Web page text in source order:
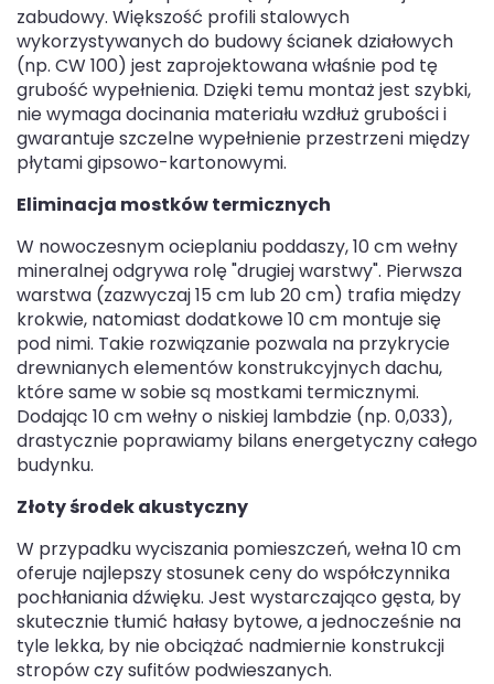
zabudowy. Większość profili stalowych
wykorzystywanych do budowy ścianek działowych
(np. CW 100) jest zaprojektowana właśnie pod tę
grubość wypełnienia. Dzięki temu montaż jest szybki,
nie wymaga docinania materiału wzdłuż grubości i
gwarantuje szczelne wypełnienie przestrzeni między
płytami gipsowo-kartonowymi.
Eliminacja mostków termicznych
W nowoczesnym ocieplaniu poddaszy, 10 cm wełny
mineralnej odgrywa rolę "drugiej warstwy". Pierwsza
warstwa (zazwyczaj 15 cm lub 20 cm) trafia między
krokwie, natomiast dodatkowe 10 cm montuje się
pod nimi. Takie rozwiązanie pozwala na przykrycie
drewnianych elementów konstrukcyjnych dachu,
które same w sobie są mostkami termicznymi.
Dodając 10 cm wełny o niskiej lambdzie (np. 0,033),
drastycznie poprawiamy bilans energetyczny całego
budynku.
Złoty środek akustyczny
W przypadku wyciszania pomieszczeń, wełna 10 cm
oferuje najlepszy stosunek ceny do współczynnika
pochłaniania dźwięku. Jest wystarczająco gęsta, by
skutecznie tłumić hałasy bytowe, a jednocześnie na
tyle lekka, by nie obciążać nadmiernie konstrukcji
stropów czy sufitów podwieszanych.